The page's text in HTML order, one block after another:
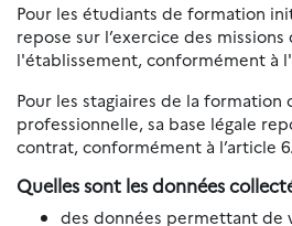
Pour les étudiants de formation
repose sur l’exercice des
l'établissement, conformément à
Pour les stagiaires de la formation
professionnelle, sa base légale
contrat, conformément à l’article
Quelles sont les données
des données permettant de